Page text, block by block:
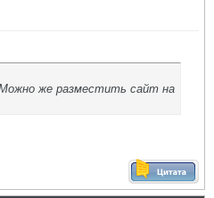
же разместить сайт на